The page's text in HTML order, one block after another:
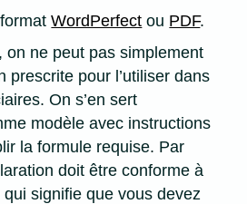
WordPerfect ou PDF.
on ne peut pas simplement
prescrite pour l’utiliser dans
On s’en sert
modèle avec instructions
la formule requise. Par
doit être conforme à
signifie que vous devez